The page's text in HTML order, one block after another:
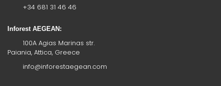
+34 681 31 46 46
Inforest AEGEAN:
100A Agias Marinas str.
Paiania, Attica, Greece
info@inforestaegean.com